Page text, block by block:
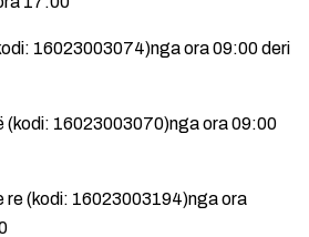
16023003074)nga ora 09:00 deri
16023003070)nga ora 09:00
re (kodi: 16023003194)nga ora